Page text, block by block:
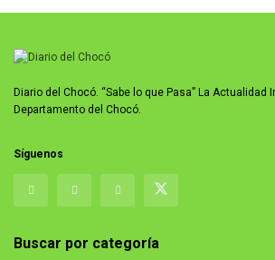
Diario del Chocó. “Sabe lo que Pasa” La Actualidad
Departamento del Chocó.
Síguenos
Buscar por categoría